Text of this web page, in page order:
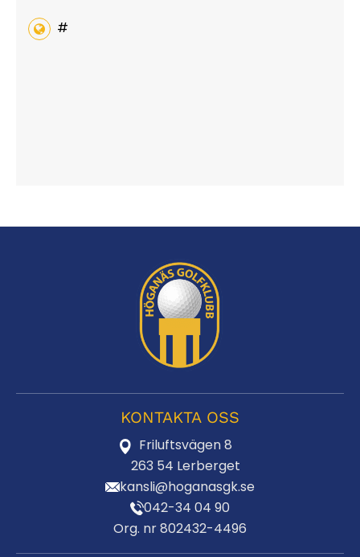
#
KONTAKTA OSS
Friluftsvägen 8
263 54 Lerberget
kansli@hoganasgk.se
042-34 04 90
Org. nr 802432-4496